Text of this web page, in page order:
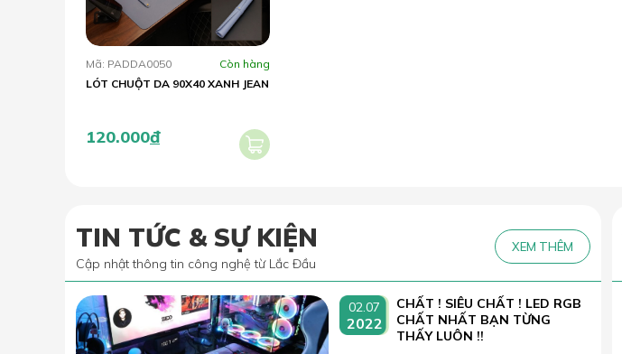
Mã: PADDA0050
Còn hàng
LÓT CHUỘT DA 90X40 XANH JEAN
120.000đ
TIN TỨC & SỰ KIỆN
Cập nhật thông tin công nghệ từ Lắc Đầu
XEM THÊM
02.07
2022
CHẤT ! SIÊU CHẤT ! LED RGB
CHẤT NHẤT BẠN TỪNG
THẤY LUÔN !!